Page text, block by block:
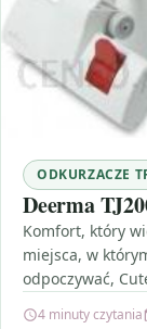
ODKURZACZE
Deerma
Komfort, który
miejsca, w
odpoczywać,
4 minuty czytania